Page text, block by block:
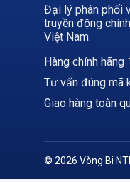
Đại lý phân phối
truyền động
Việt Nam.
Hàng chính hãng
Tư vấn đúng mã
Giao hàng toàn
© 2026 Vòng Bi